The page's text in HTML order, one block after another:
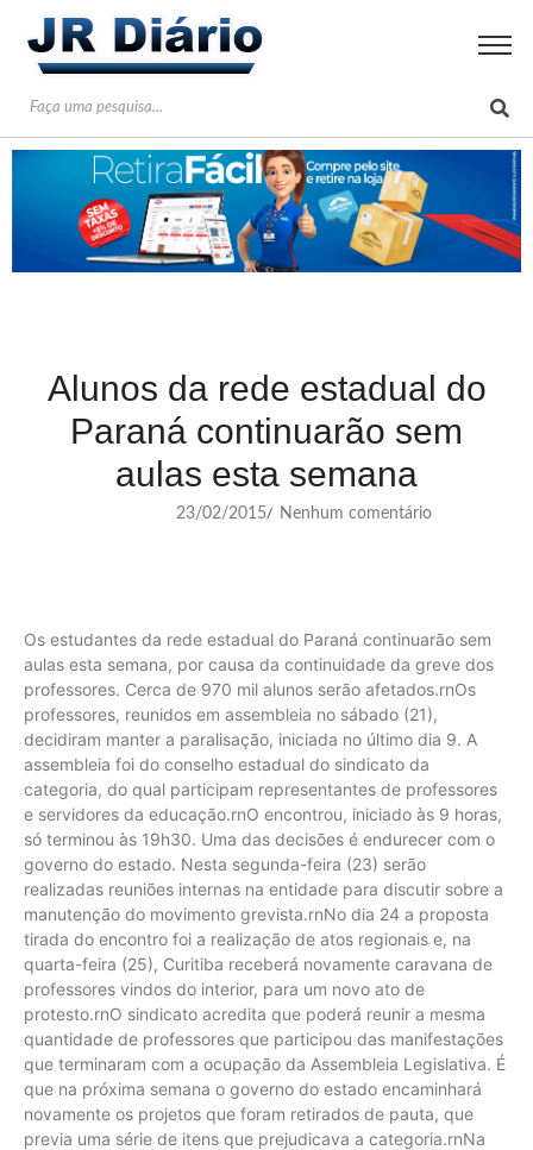
Alunos da rede estadual do
Paraná continuarão sem
aulas esta semana
23/02/2015/ Nenhum comentário
Os estudantes da rede estadual do Paraná continuarão sem
aulas esta semana, por causa da continuidade da greve dos
professores. Cerca de 970 mil alunos serão afetados.rnOs
professores, reunidos em assembleia no sábado (21),
decidiram manter a paralisação, iniciada no último dia 9. A
assembleia foi do conselho estadual do sindicato da
categoria, do qual participam representantes de professores
e servidores da educação.rnO encontrou, iniciado às 9 horas,
só terminou às 19h30. Uma das decisões é endurecer com o
governo do estado. Nesta segunda-feira (23) serão
realizadas reuniões internas na entidade para discutir sobre a
manutenção do movimento grevista.rnNo dia 24 a proposta
tirada do encontro foi a realização de atos regionais e, na
quarta-feira (25), Curitiba receberá novamente caravana de
professores vindos do interior, para um novo ato de
protesto.rnO sindicato acredita que poderá reunir a mesma
quantidade de professores que participou das manifestações
que terminaram com a ocupação da Assembleia Legislativa. É
que na próxima semana o governo do estado encaminhará
novamente os projetos que foram retirados de pauta, que
previa uma série de itens que prejudicava a categoria.rnNa